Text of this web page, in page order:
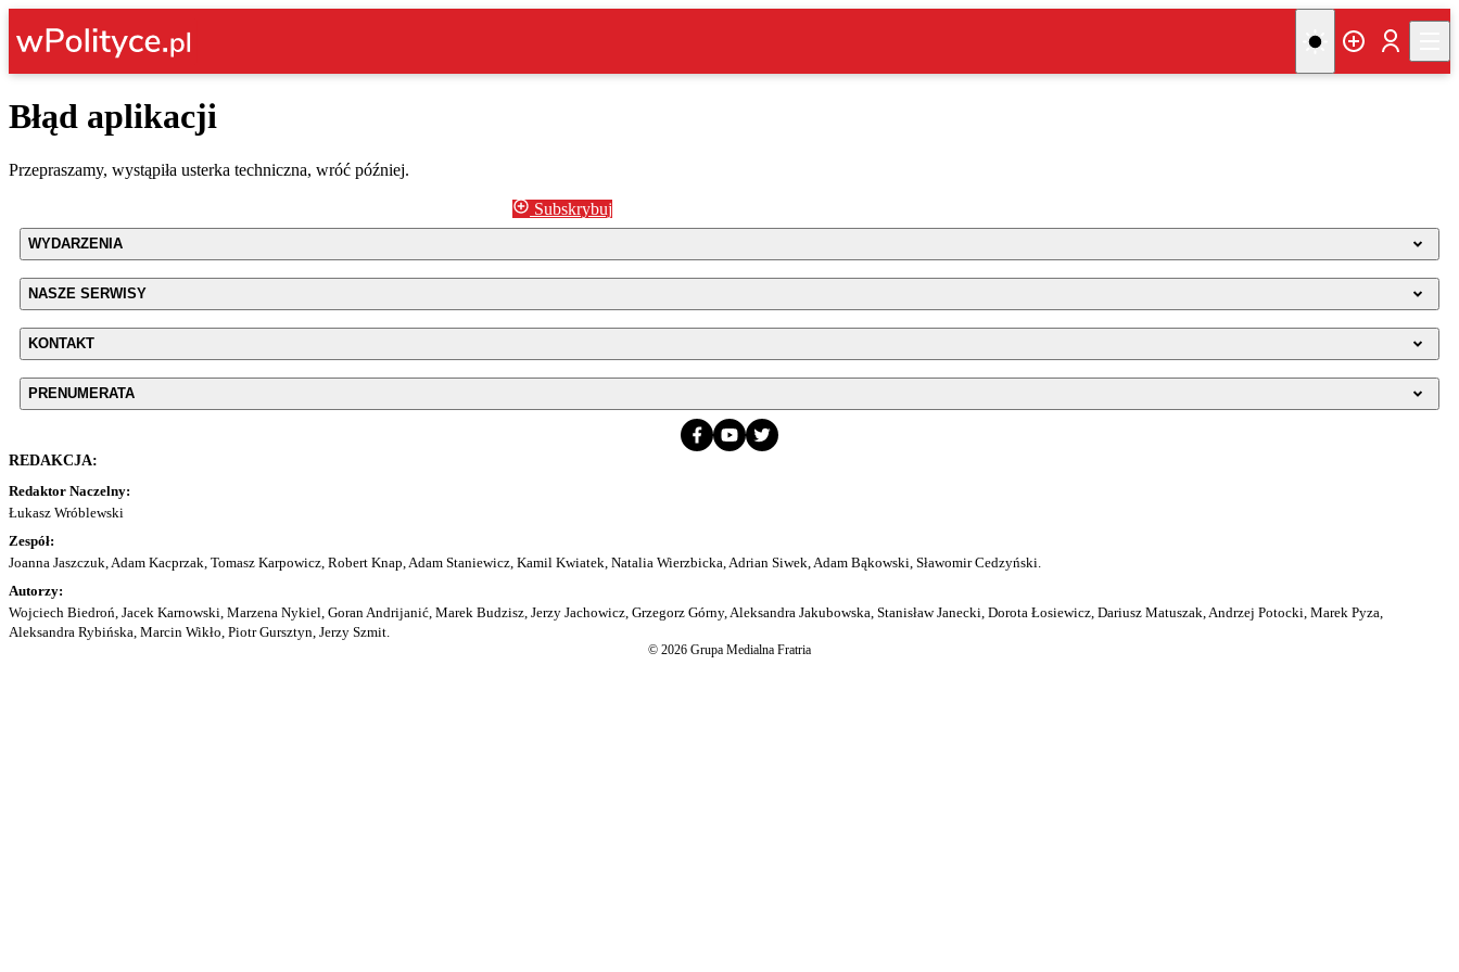
Błąd aplikacji
Przepraszamy, wystąpiła usterka techniczna, wróć później.
Subskrybuj
WYDARZENIA
NASZE SERWISY
KONTAKT
PRENUMERATA
REDAKCJA:
Redaktor Naczelny:
Łukasz Wróblewski
Zespół:
Joanna Jaszczuk, Adam Kacprzak, Tomasz Karpowicz, Robert Knap, Adam Staniewicz, Kamil Kwiatek, Natalia Wierzbicka, Adrian Siwek, Adam Bąkowski, Sławomir Cedzyński.
Autorzy:
Wojciech Biedroń, Jacek Karnowski, Marzena Nykiel, Goran Andrijanić, Marek Budzisz, Jerzy Jachowicz, Grzegorz Górny, Aleksandra Jakubowska, Stanisław Janecki, Dorota Łosiewicz, Dariusz Matuszak, Andrzej Potocki, Marek Pyza,
Aleksandra Rybińska, Marcin Wikło, Piotr Gursztyn, Jerzy Szmit.
© 2026 Grupa Medialna Fratria